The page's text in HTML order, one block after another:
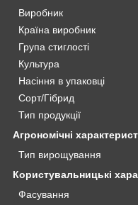
Виробник
Країна виробник
Група стиглості
Культура
Насіння в упаковці
Сорт/Гібрид
Тип продукції
Агрономічні
Тип вирощування
Користувальницькі
Фасування